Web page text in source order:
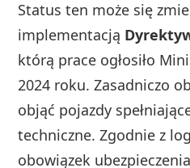
Status ten może się
implementacją
którą prace ogłosiło
2024 roku. Zasadniczo
objąć pojazdy
techniczne. Zgodnie z
obowiązek